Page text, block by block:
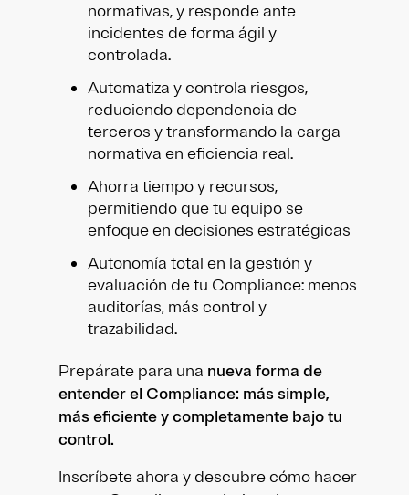
normativas, y responde ante
incidentes de forma ágil y
controlada.
Automatiza y controla riesgos,
reduciendo dependencia de
terceros y transformando la carga
normativa en eficiencia real.
Ahorra tiempo y recursos,
permitiendo que tu equipo se
enfoque en decisiones estratégicas
Autonomía total en la gestión y
evaluación de tu Compliance: menos
auditorías, más control y
trazabilidad.
Prepárate para una nueva forma de
entender el Compliance: más simple,
más eficiente y completamente bajo tu
control.
Inscríbete ahora y descubre cómo hacer